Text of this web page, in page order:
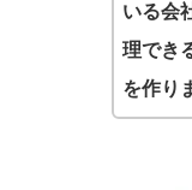
いる会
理でき
を作り